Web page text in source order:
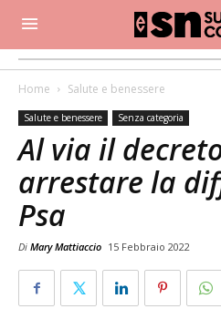
Home Salute e benessere
Salute e benessere Senza categoria
Al via il
arrestare la
Psa
Di Mary Mattiaccio 15 Febbraio 2022